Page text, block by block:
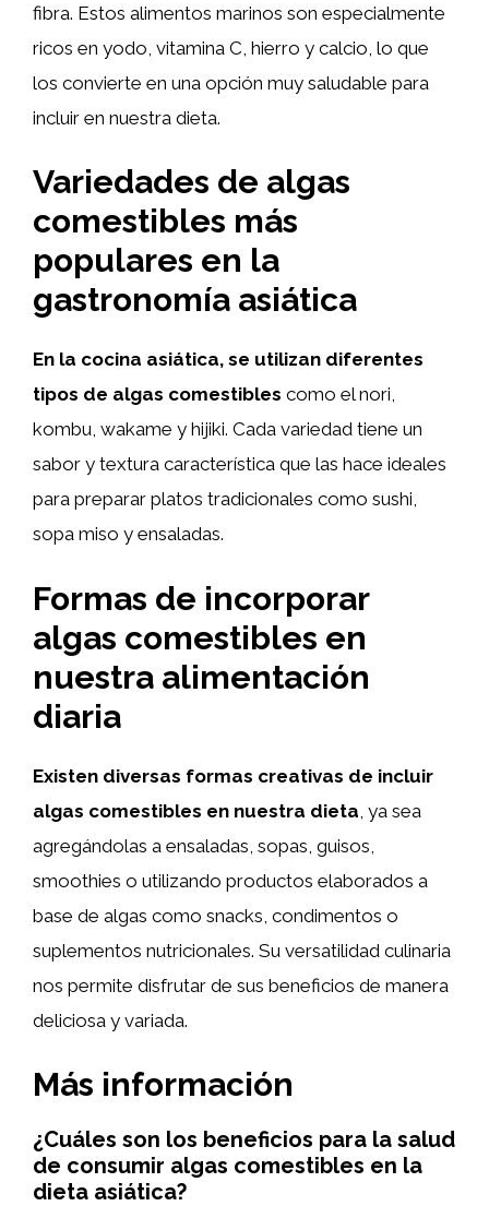
fibra. Estos alimentos marinos son especialmente
ricos en yodo, vitamina C, hierro y calcio, lo que
los convierte en una opción muy saludable para
incluir en nuestra dieta.
Variedades de algas
comestibles más
populares en la
gastronomía asiática
En la cocina asiática, se utilizan diferentes
tipos de algas comestibles como el nori,
kombu, wakame y hijiki. Cada variedad tiene un
sabor y textura característica que las hace ideales
para preparar platos tradicionales como sushi,
sopa miso y ensaladas.
Formas de incorporar
algas comestibles en
nuestra alimentación
diaria
Existen diversas formas creativas de incluir
algas comestibles en nuestra dieta , ya sea
agregándolas a ensaladas, sopas, guisos,
smoothies o utilizando productos elaborados a
base de algas como snacks, condimentos o
suplementos nutricionales. Su versatilidad culinaria
nos permite disfrutar de sus beneficios de manera
deliciosa y variada.
Más información
¿Cuáles son los beneficios para la salud
de consumir algas comestibles en la
dieta asiática?